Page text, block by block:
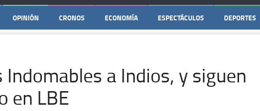
OPINIÓN CRONOS ECONOMÍA ESPECTÁCULOS DEPORTES
Indomables a Indios, y siguen
en LBE